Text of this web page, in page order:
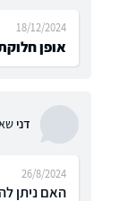
אופן
18/12/2024
דני
האם ניתן
26/8/2024